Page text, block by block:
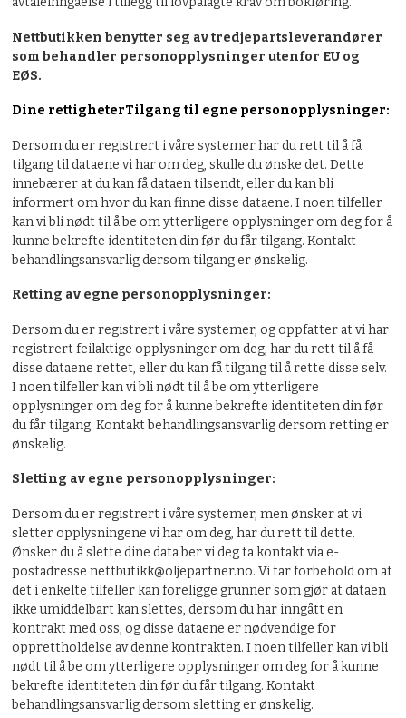
Nettbutikken benytter seg av tredjepartsleverandører
som behandler personopplysninger utenfor EU og
EØS.
Dine rettigheterTilgang til egne personopplysninger:
Dersom du er registrert i våre systemer har du rett til å få
tilgang til dataene vi har om deg, skulle du ønske det. Dette
innebærer at du kan få dataen tilsendt, eller du kan bli
informert om hvor du kan finne disse dataene. I noen tilfeller
kan vi bli nødt til å be om ytterligere opplysninger om deg for å
kunne bekrefte identiteten din før du får tilgang. Kontakt
behandlingsansvarlig dersom tilgang er ønskelig.
Retting av egne personopplysninger:
Dersom du er registrert i våre systemer, og oppfatter at vi har
registrert feilaktige opplysninger om deg, har du rett til å få
disse dataene rettet, eller du kan få tilgang til å rette disse selv.
I noen tilfeller kan vi bli nødt til å be om ytterligere
opplysninger om deg for å kunne bekrefte identiteten din før
du får tilgang. Kontakt behandlingsansvarlig dersom retting er
ønskelig.
Sletting av egne personopplysninger:
Dersom du er registrert i våre systemer, men ønsker at vi
sletter opplysningene vi har om deg, har du rett til dette.
Ønsker du å slette dine data ber vi deg ta kontakt via e-
postadresse nettbutikk@oljepartner.no. Vi tar forbehold om at
det i enkelte tilfeller kan foreligge grunner som gjør at dataen
ikke umiddelbart kan slettes, dersom du har inngått en
kontrakt med oss, og disse dataene er nødvendige for
opprettholdelse av denne kontrakten. I noen tilfeller kan vi bli
nødt til å be om ytterligere opplysninger om deg for å kunne
bekrefte identiteten din før du får tilgang. Kontakt
behandlingsansvarlig dersom sletting er ønskelig.